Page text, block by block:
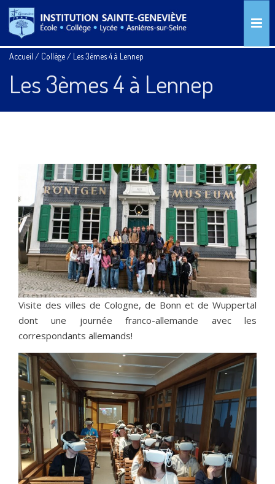
Accueil / Collège/ Les 3èmes 4 à Lennep
Les 3èmes 4 à Lennep
Visite des villes de Cologne, de Bonn et de Wuppertal
dont une journée franco-allemande avec les
correspondants allemands!